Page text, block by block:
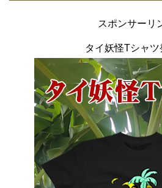
スポンサーリ
タイ妖怪Tシャツ